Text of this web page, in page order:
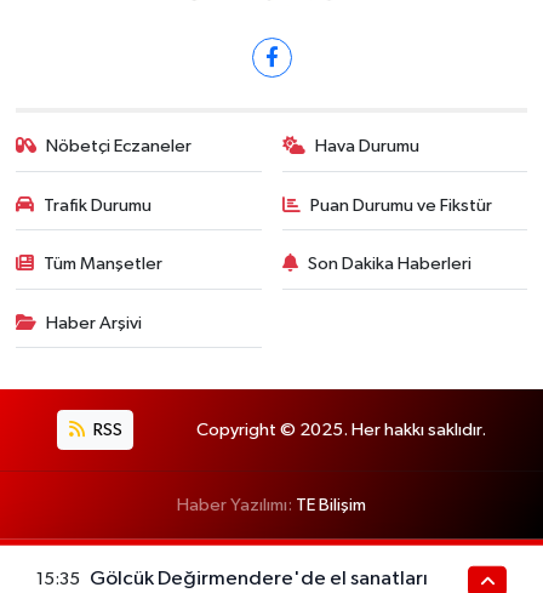
Nöbetçi Eczaneler Hava Durumu
Trafik Durumu Puan Durumu ve Fikstür
Tüm Manşetler Son Dakika Haberleri
Haber Arşivi
RSS Copyright © 2025. Her hakkı saklıdır.
Haber Yazılımı: TE Bilişim
15:35 Gölcük Değirmendere'de el sanatları